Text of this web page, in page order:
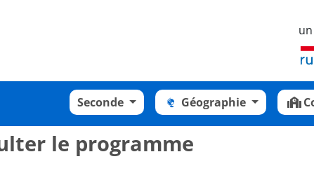
Seconde Géographie
le programme